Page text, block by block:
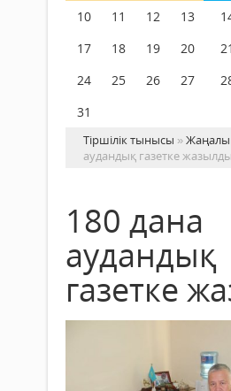
10
11 12 13
17
18 19 20 21
24
25 26 27
31
Тіршілік тынысы »
аудандық газетке жазылды
180 дана
аудандық
газетке